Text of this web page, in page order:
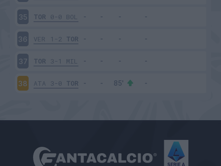
35 TOR 0-0 BOL
36 VER 1-2 TOR
37 TOR 3-1 MIL
38 ATA 3-0 TOR